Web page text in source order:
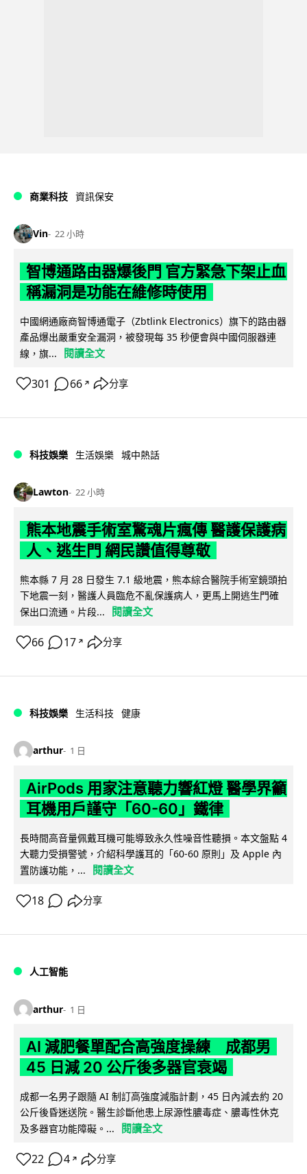
商業科技 資訊保安
Vin 22 小時
智博通路由器爆後門 官方緊急下架止血
稱漏洞是功能在維修時使用
中國網通廠商智博通電子（Zbtlink Electronics）旗下的路由器
產品爆出嚴重安全漏洞，被發現每 35 秒便會與中國伺服器連
線，旗...
閱讀全文
301 66 ↗ 分享
科技娛樂 生活娛樂 城中熱話
Lawton 22 小時
熊本地震手術室驚魂片瘋傳 醫護保護病
人、逃生門 網民讚值得尊敬
熊本縣 7 月 28 日發生 7.1 級地震，熊本綜合醫院手術室鏡頭拍
下地震一刻，醫護人員臨危不亂保護病人，更馬上開逃生門確
保出口流通。片段...
閱讀全文
66 17 ↗ 分享
科技娛樂 生活科技 健康
arthur 1 日
AirPods 用家注意聽力響紅燈 醫學界籲
耳機用戶謹守「60-60」鐵律
長時間高音量佩戴耳機可能導致永久性噪音性聽損。本文盤點 4
大聽力受損警號，介紹科學護耳的「60-60 原則」及 Apple 內
置防護功能，...
閱讀全文
18 分享
人工智能
arthur 1 日
AI 減肥餐單配合高強度操練 成都男
45 日減 20 公斤後多器官衰竭
成都一名男子跟隨 AI 制訂高強度減脂計劃，45 日內減去約 20
公斤後昏迷送院。醫生診斷他患上尿源性膿毒症、膿毒性休克
及多器官功能障礙。...
閱讀全文
22 4 ↗ 分享